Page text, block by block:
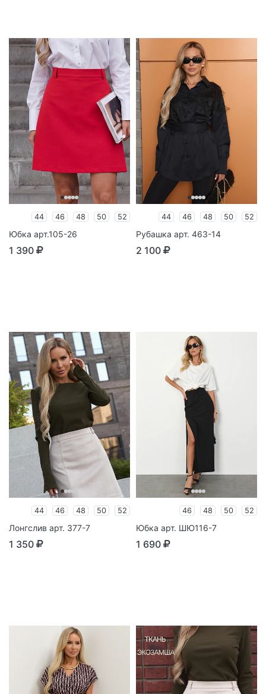
44 46 48 50 52
Юбка арт.105-26
1 390
44 46 48 50 52
Рубашка арт. 463-14
2 100
44 46 48 50 52
Лонгслив арт. 377-7
1 350
46 48 50 52
Юбка арт. ШЮ116-7
1 690